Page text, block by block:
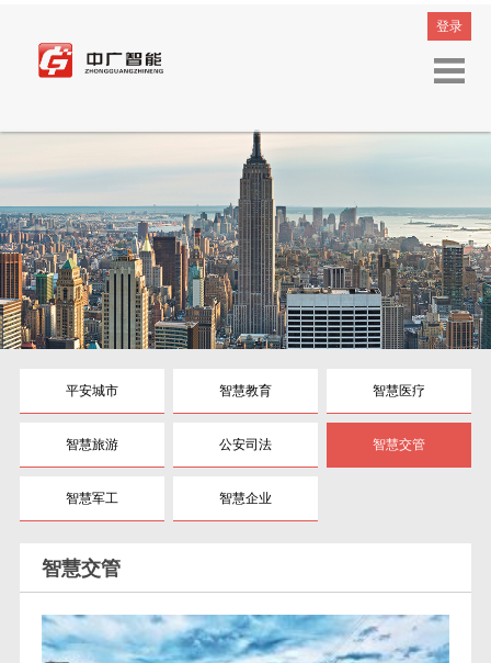
登录
平安城市 智慧教育 智慧医疗
智慧旅游 公安司法 智慧交管
智慧军工 智慧企业
智慧交管